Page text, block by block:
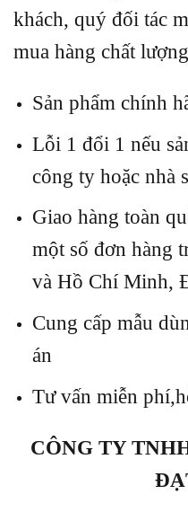
khách, quý đối tác
mua hàng chất
Sản phẩm chính
Lỗi 1 đổi 1 nếu
công ty hoặc nhà
Giao hàng toàn
một số đơn hàng
và Hồ Chí Minh,
Cung cấp mẫu
án
Tư vấn miễn
CÔNG TY